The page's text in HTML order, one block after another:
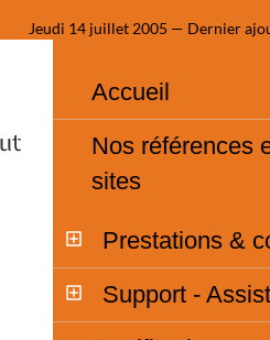
Jeudi 14 juillet 2005 — Dernier
Accueil
Nos références
sites
Prestations &
Support -